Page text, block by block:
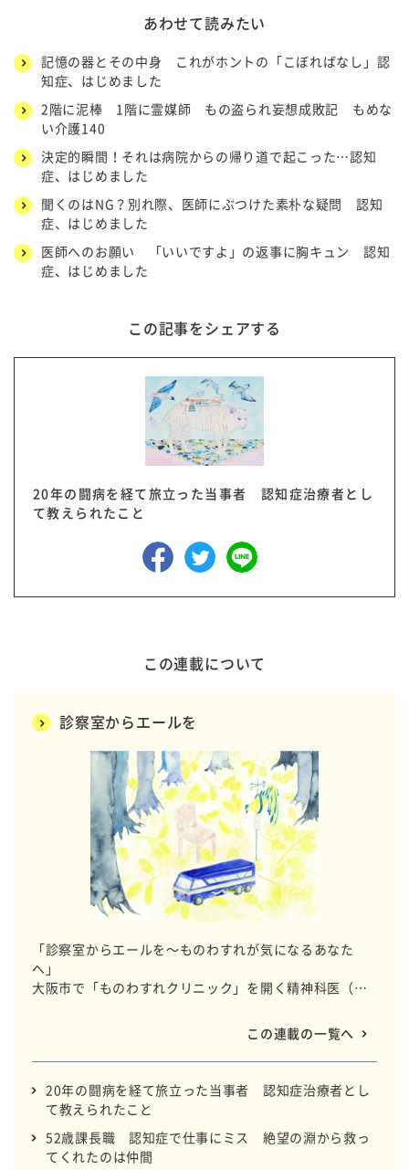
あわせて読みたい
記憶の器とその中身 これがホントの「こぼればなし」認
知症、はじめました
2階に泥棒 1階に霊媒師 もの盗られ妄想成敗記 もめな
い介護140
決定的瞬間！それは病院からの帰り道で起こった…認知
症、はじめました
聞くのはNG？別れ際、医師にぶつけた素朴な疑問 認知
症、はじめました
医師へのお願い 「いいですよ」の返事に胸キュン 認知
症、はじめました
この記事をシェアする
20年の闘病を経て旅立った当事者 認知症治療者とし
て教えられたこと
この連載について
診察室からエールを
「診察室からエールを～ものわすれが気になるあなた
へ」
大阪市で「ものわすれクリニック」を開く精神科医（老
「もの忘れ」が気になる人たちに語りかけます。認知症
当事者と家族に寄り添い続け、今は自らも家族を介護す
る日々を送っている松本さんが、認知症と、その診察の
過程について、やわらかな言葉でつづるコラムです。イ
ラストは稲葉なつきさんが担当します。
この連載の一覧へ
20年の闘病を経て旅立った当事者 認知症治療者とし
て教えられたこと
52歳課長職 認知症で仕事にミス 絶望の淵から救っ
てくれたのは仲間